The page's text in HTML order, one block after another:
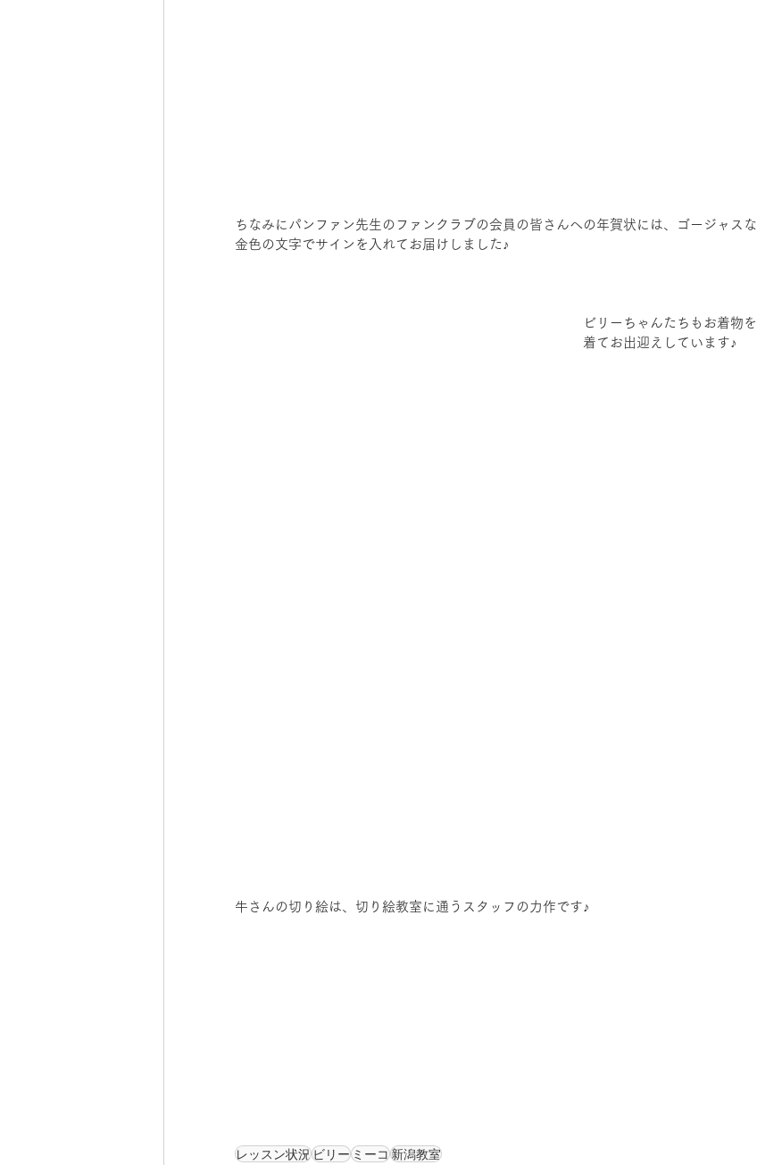
ちなみにパンファン先生のファンクラブの会員の皆さんへの年賀状には、ゴージャスな
金色の文字でサインを入れてお届けしました♪
ビリーちゃんたちもお着物を
着てお出迎えしています♪
牛さんの切り絵は、切り絵教室に通うスタッフの力作です♪
レッスン状況ビリーミーコ新潟教室